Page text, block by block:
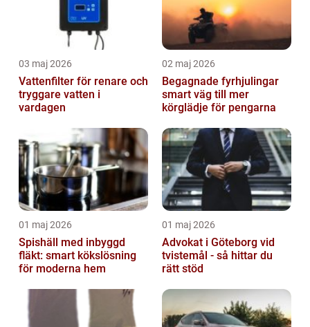
03 maj 2026
Vattenfilter för renare och
tryggare vatten i
vardagen
02 maj 2026
Begagnade fyrhjulingar
smart väg till mer
körglädje för pengarna
01 maj 2026
Spishäll med inbyggd
fläkt: smart kökslösning
för moderna hem
01 maj 2026
Advokat i Göteborg vid
tvistemål - så hittar du
rätt stöd